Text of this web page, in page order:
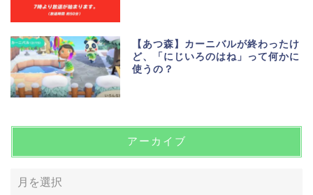
【あつ森】カーニバルが終わったけ
ど、「にじいろのはね」って何かに
使うの？
アーカイブ